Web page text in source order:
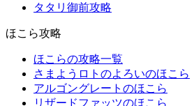
タタリ御前攻略
ほこら攻略
ほこらの攻略一覧
さまようロトのよろいのほこら
アルゴングレートのほこら
リザードファッツのほこら